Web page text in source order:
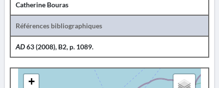
Catherine Bouras
Références bibliographiques
AD63 (2008), B2, p. 1089.
+